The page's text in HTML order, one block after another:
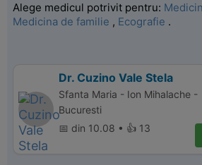
Alege medicul potrivit pentru:
Medicina de familie , Ecografie .
Dr. Cuzino Vale Stela
Sfanta Maria - Ion Mihalache -
Bucuresti
📅 din 10.08 • 👍 13